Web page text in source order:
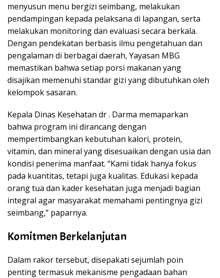
menyusun menu bergizi seimbang, melakukan
pendampingan kepada pelaksana di lapangan, serta
melakukan monitoring dan evaluasi secara berkala.
Dengan pendekatan berbasis ilmu pengetahuan dan
pengalaman di berbagai daerah, Yayasan MBG
memastikan bahwa setiap porsi makanan yang
disajikan memenuhi standar gizi yang dibutuhkan oleh
kelompok sasaran.
Kepala Dinas Kesehatan dr . Darma memaparkan
bahwa program ini dirancang dengan
mempertimbangkan kebutuhan kalori, protein,
vitamin, dan mineral yang disesuaikan dengan usia dan
kondisi penerima manfaat. “Kami tidak hanya fokus
pada kuantitas, tetapi juga kualitas. Edukasi kepada
orang tua dan kader kesehatan juga menjadi bagian
integral agar masyarakat memahami pentingnya gizi
seimbang,” paparnya.
Komitmen Berkelanjutan
Dalam rakor tersebut, disepakati sejumlah poin
penting termasuk mekanisme pengadaan bahan